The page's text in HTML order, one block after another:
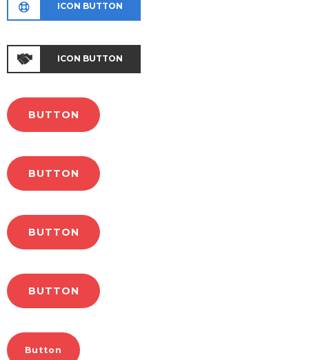
ICON BUTTON
ICON BUTTON
BUTTON
BUTTON
BUTTON
BUTTON
Button